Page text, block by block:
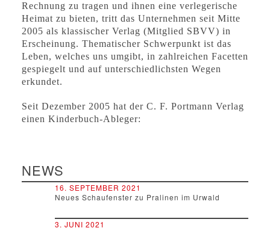
Rechnung zu tragen und ihnen eine verlegerische
Heimat zu bieten, tritt das Unternehmen seit Mitte
2005 als klassischer Verlag (Mitglied SBVV) in
Erscheinung. Thematischer Schwerpunkt ist das
Leben, welches uns umgibt, in zahlreichen Facetten
gespiegelt und auf unterschiedlichsten Wegen
erkundet.
Seit Dezember 2005 hat der C. F. Portmann Verlag
einen Kinderbuch-Ableger:
NEWS
16. SEPTEMBER 2021
Neues Schaufenster zu Pralinen im Urwald
3. JUNI 2021